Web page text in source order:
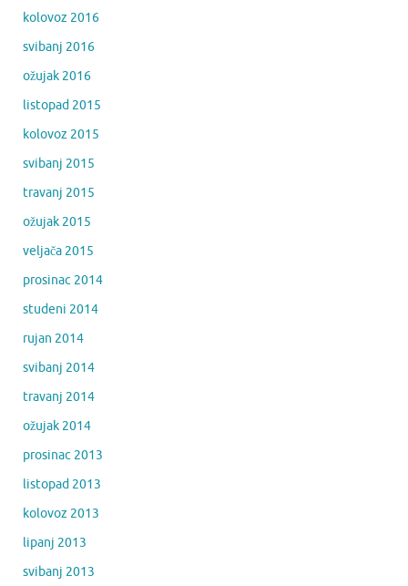
kolovoz 2016
svibanj 2016
ožujak 2016
listopad 2015
kolovoz 2015
svibanj 2015
travanj 2015
ožujak 2015
veljača 2015
prosinac 2014
studeni 2014
rujan 2014
svibanj 2014
travanj 2014
ožujak 2014
prosinac 2013
listopad 2013
kolovoz 2013
lipanj 2013
svibanj 2013